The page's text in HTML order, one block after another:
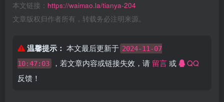
本文链接： https://waimao.la/tianya-204
文章版权归作者所有，转载务必注明来源。
温馨提示： 本文最后更新于 2024-11-07
10:47:03
，若文章内容或链接失效，请 留言或
QQ
反馈！